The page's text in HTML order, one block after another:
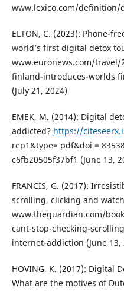
www.lexico.com/definition/
ELTON, C. (2023): Phone-
world’s first digital detox
www.euronews.com/
finland-introduces-worlds
(July 21, 2024)
EMEK, M. (2014): Digital
addicted? https://
rep1&type= pdf&doi =
c6fb20505f37bf1 (June 13,
FRANCIS, G. (2017):
scrolling, clicking and
www.theguardian.com/
cant-stop-checking-
internet-addiction (June 13,
HOVING, K. (2017): Digital
What are the motives of